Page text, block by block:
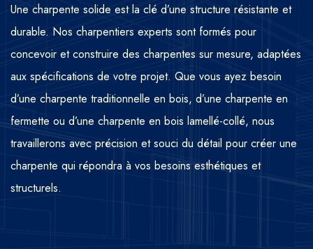
Une charpente solide est la clé d’une structure résistante et
durable. Nos charpentiers experts sont formés pour
concevoir et construire des charpentes sur mesure, adaptées
aux spécifications de votre projet. Que vous ayez besoin
d’une charpente traditionnelle en bois, d’une charpente en
fermette ou d’une charpente en bois lamellé-collé, nous
travaillerons avec précision et souci du détail pour créer une
charpente qui répondra à vos besoins esthétiques et
structurels.